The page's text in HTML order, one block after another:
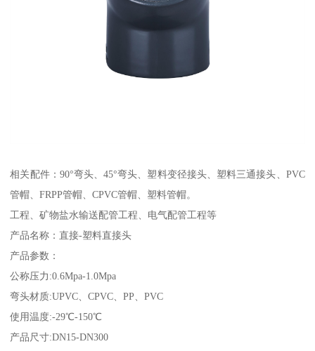
相关配件：90°弯头、45°弯头、塑料变径接头、塑料三通接头、PVC
管帽、FRPP管帽、CPVC管帽、塑料管帽。
工程、矿物盐水输送配管工程、电气配管工程等
产品名称：直接-塑料直接头
产品参数：
公称压力:0.6Mpa-1.0Mpa
弯头材质:UPVC、CPVC、PP、PVC
使用温度:-29℃-150℃
产品尺寸:DN15-DN300